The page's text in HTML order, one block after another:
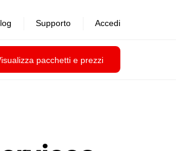
pacchetti e prezzi
Supporto Accedi